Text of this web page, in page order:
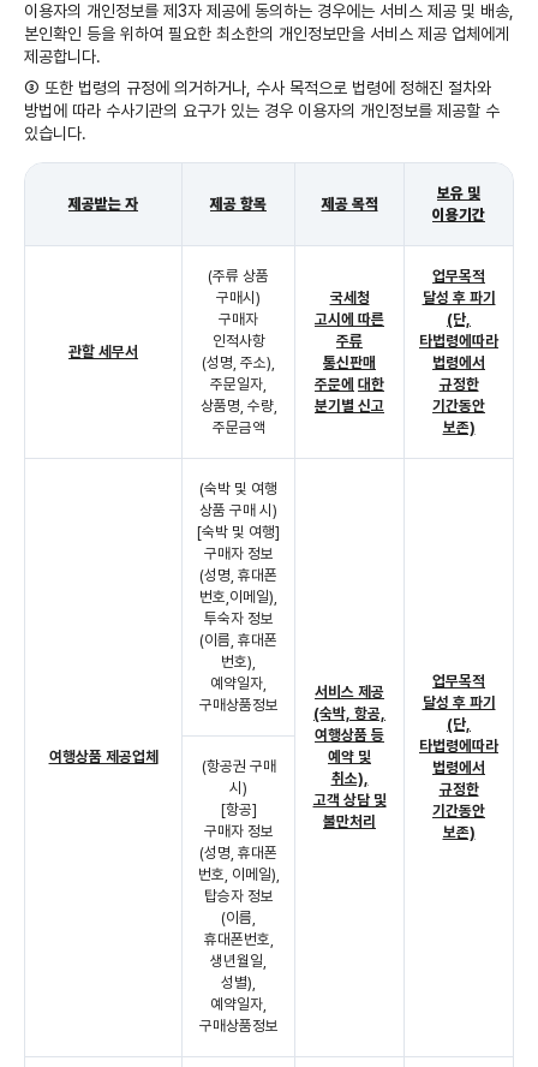
이용자의 개인정보를 제3자 제공에 동의하는 경우에는 서비스 제공 및 배송,
본인확인 등을 위하여 필요한 최소한의 개인정보만을 서비스 제공 업체에게
제공합니다.
③ 또한 법령의 규정에 의거하거나, 수사 목적으로 법령에 정해진 절차와
방법에 따라 수사기관의 요구가 있는 경우 이용자의 개인정보를 제공할 수
있습니다.
제공받는 자 제공 항목 제공 목적
보유 및
이용기간
관할 세무서
(주류 상품
구매시)
구매자
인적사항
(성명, 주소),
주문일자,
상품명, 수량,
주문금액
국세청
고시에 따른
주류
통신판매
주문에 대한
분기별 신고
업무목적
달성 후 파기
(단,
타법령에따라
법령에서
규정한
기간동안
보존)
여행상품 제공업체
(숙박 및 여행
상품 구매 시)
[숙박 및 여행]
구매자 정보
(성명, 휴대폰
번호,이메일),
투숙자 정보
(이름, 휴대폰
번호),
예약일자,
구매상품정보
서비스 제공
(숙박, 항공,
여행상품 등
예약 및
취소),
고객 상담 및
불만처리
업무목적
달성 후 파기
(단,
타법령에따라
법령에서
규정한
기간동안
보존)
(항공권 구매
시)
[항공]
구매자 정보
(성명, 휴대폰
번호, 이메일),
탑승자 정보
(이름,
휴대폰번호,
생년월일,
성별),
예약일자,
구매상품정보